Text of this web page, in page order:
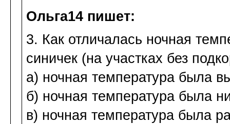
Ольга14 пишет:
3. Как отличалась ночная
синичек (на участках без
а) ночная температура была
б) ночная температура была
в) ночная температура была